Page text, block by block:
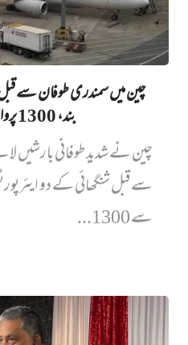
چین میں‌ سمندری طوفان سے
بند، 1300 پروازیں‌ منسوخ
چین نے شدید طوفانی بارشیں
سے قبل شنگھائی کے دو
سے 1300...